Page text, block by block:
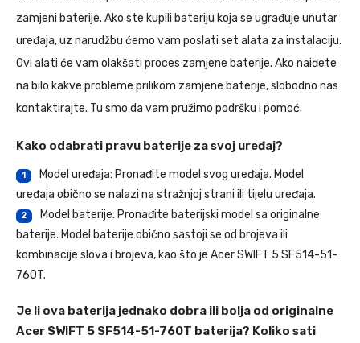
zamjeni baterije. Ako ste kupili bateriju koja se ugrađuje unutar
uređaja, uz narudžbu ćemo vam poslati set alata za instalaciju.
Ovi alati će vam olakšati proces zamjene baterije. Ako naiđete
na bilo kakve probleme prilikom zamjene baterije, slobodno nas
kontaktirajte. Tu smo da vam pružimo podršku i pomoć.
Kako odabrati pravu baterije za svoj uređaj?
1
Model uređaja: Pronađite model svog uređaja. Model
uređaja obično se nalazi na stražnjoj strani ili tijelu uređaja.
2
Model baterije: Pronađite baterijski model sa originalne
baterije. Model baterije obično sastoji se od brojeva ili
kombinacije slova i brojeva, kao što je Acer SWIFT 5 SF514-51-
760T.
Je li ova baterija jednako dobra ili bolja od originalne
Acer SWIFT 5 SF514-51-760T baterija? Koliko sati